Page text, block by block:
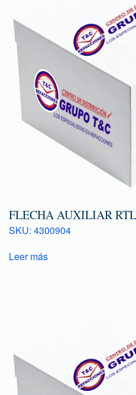
FLECHA AUXILIAR
SKU: 4300904
Leer más